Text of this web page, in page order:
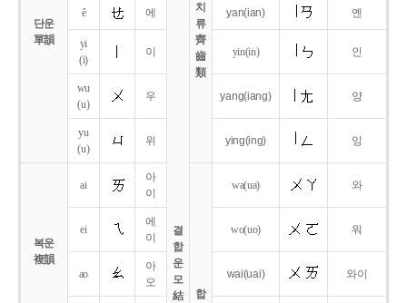
단운
單韻
결
합
운
모
結
치
류
齊
齒
類
ê 에 yan(ian) 옌
yi
(i)
이 yin(in) 인
wu
(u)
우 yang(iang) 양
yu
(u)
위 ying(ing) 잉
복운
複韻
ai
아
이
합
wa(ua) 와
ei
에
이
wo(uo) 워
ao
아
오
wai(uai) 와이